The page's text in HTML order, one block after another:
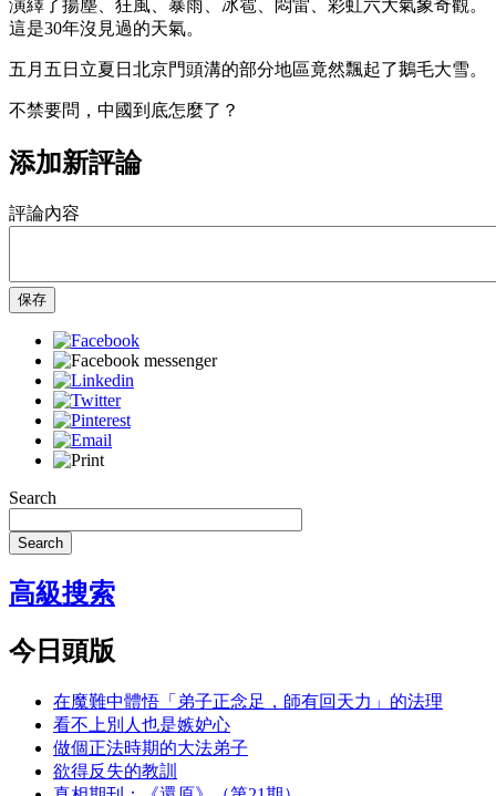
演繹了揚塵、狂風、暴雨、冰雹、悶雷、彩虹六大氣象奇觀。
這是30年沒見過的天氣。
五月五日立夏日北京門頭溝的部分地區竟然飄起了鵝毛大雪。
不禁要問，中國到底怎麼了？
添加新評論
評論內容
保存
Search
Search
高級搜索
今日頭版
在魔難中體悟「弟子正念足，師有回天力」的法理
看不上別人也是嫉妒心
做個正法時期的大法弟子
欲得反失的教訓